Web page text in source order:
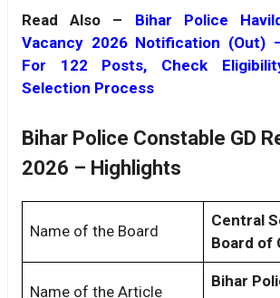
Read Also – Bihar Police
Vacancy 2026 Notification (Out)
For 122 Posts, Check
Selection Process
Bihar Police Constable GD
2026 – Highlights
Name of the Board
Central
Board of
Name of the Article
Bihar